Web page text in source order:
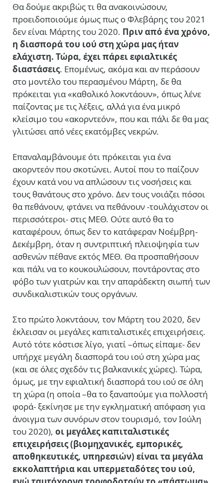
Θα δούμε ακριβώς τι θα ανακοινώσουν,
προειδοποιούμε όμως πως ο Φλεβάρης του 2021
δεν είναι Μάρτης του 2020. Πριν από ένα χρόνο,
η διασπορά του ιού στη χώρα μας ήταν
ελάχιστη. Τώρα, έχει πάρει εφιαλτικές
διαστάσεις. Επομένως, ακόμα και αν περάσουν
στο μοντέλο του περασμένου Μάρτη, δε θα
πρόκειται για «καθολικό λοκντάουν», όπως λένε
παίζοντας με τις λέξεις, αλλά για ένα μικρό
κλείσιμο του «ακορντεόν», που και πάλι δε θα μας
γλιτώσει από νέες εκατόμβες νεκρών.
Επαναλαμβάνουμε ότι πρόκειται για ένα
ακορντεόν που σκοτώνει. Αυτοί που το παίζουν
έχουν κατά νου να απλώσουν τις νοσήσεις και
τους θανάτους στο χρόνο. Δεν τους νοιάζει πόσοι
θα πεθάνουν, φτάνει να πεθάνουν -τουλάχιστον οι
περισσότεροι- στις ΜΕΘ. Ούτε αυτό θα το
καταφέρουν, όπως δεν το κατάφεραν Νοέμβρη-
Δεκέμβρη, όταν η συντριπτική πλειοψηφία των
ασθενών πέθανε εκτός ΜΕΘ. Θα προσπαθήσουν
και πάλι να το κουκουλώσουν, ποντάροντας στο
φόβο των γιατρών και την απαράδεκτη σιωπή των
συνδικαλιστικών τους οργάνων.
Στο πρώτο λοκντάουν, τον Μάρτη του 2020, δεν
έκλεισαν οι μεγάλες καπιταλιστικές επιχειρήσεις.
Αυτό τότε κόστισε λίγο, γιατί –όπως είπαμε- δεν
υπήρχε μεγάλη διασπορά του ιού στη χώρα μας
(και σε όλες σχεδόν τις βαλκανικές χώρες). Τώρα,
όμως, με την εφιαλτική διασπορά του ιού σε όλη
τη χώρα (η οποία –θα το ξαναπούμε για πολλοστή
φορά- ξεκίνησε με την εγκληματική απόφαση για
άνοιγμα των συνόρων στον τουρισμό, τον Ιούλη
του 2020), οι μεγάλες καπιταλιστικές
επιχειρήσεις (βιομηχανικές, εμπορικές,
αποθηκευτικές, υπηρεσιών) είναι τα μεγάλα
εκκολαπτήρια και υπερμεταδότες του ιού,